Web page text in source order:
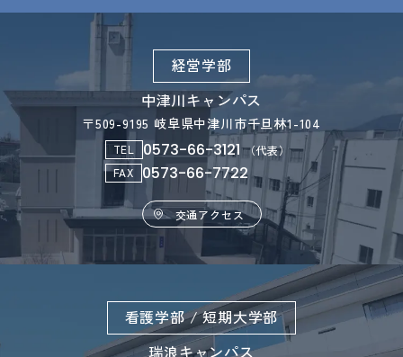
経営学部
中津川キャンパス
〒509-9195 岐阜県中津川市千旦林1-104
TEL 0573-66-3121 （代表）
FAX
0573-66-7722
交通アクセス
看護学部 / 短期大学部
瑞浪キャンパス